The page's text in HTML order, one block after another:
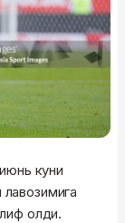
куни
олди.